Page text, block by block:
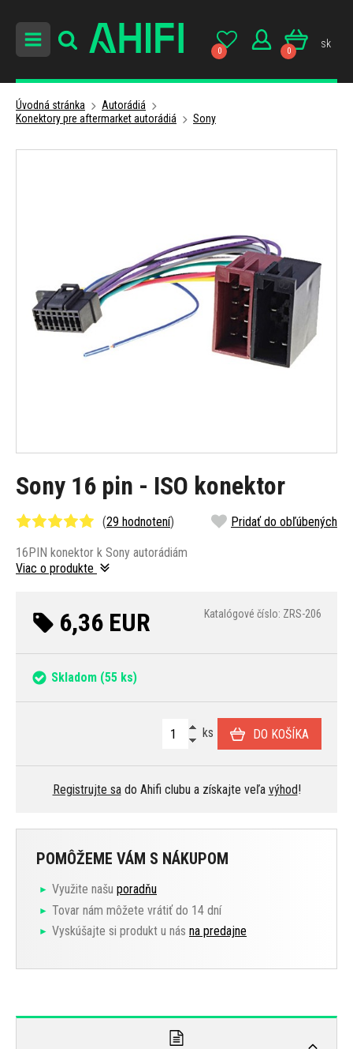
0 0
sk
Úvodná stránka
Autorádiá
Konektory pre aftermarket autorádiá
Sony
Sony 16 pin - ISO konektor
(29 hodnotení) Pridať do obľúbených
16PIN konektor k Sony autorádiám
Viac o produkte
6,36 EUR Katalógové číslo: ZRS-206
Skladom (55 ks)
ks DO KOŠÍKA
Registrujte sado Ahifi clubu a získajte veľa výhod!
POMÔŽEME VÁM S NÁKUPOM
Využite našu poradňu
Tovar nám môžete vrátiť do 14 dní
Vyskúšajte si produkt u nás na predajne